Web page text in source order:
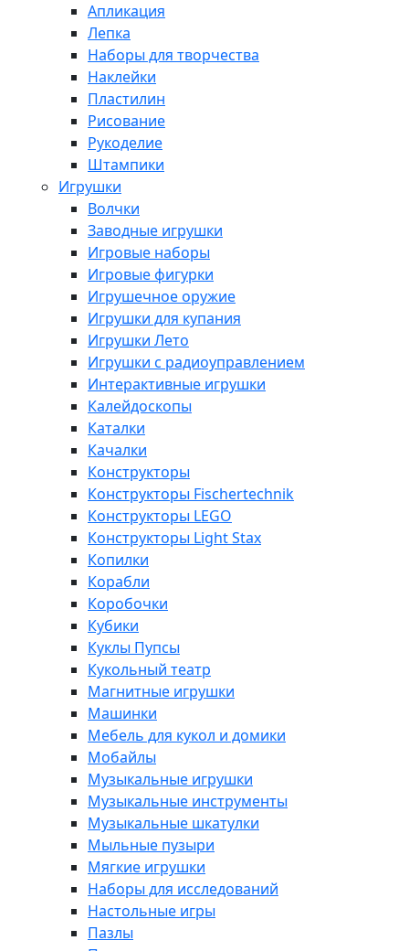
Апликация
Лепка
Наборы для творчества
Наклейки
Пластилин
Рисование
Рукоделие
Штампики
Игрушки
Волчки
Заводные игрушки
Игровые наборы
Игровые фигурки
Игрушечное оружие
Игрушки для купания
Игрушки Лето
Игрушки с радиоуправлением
Интерактивные игрушки
Калейдоскопы
Каталки
Качалки
Конструкторы
Конструкторы Fisсhertechnik
Конструкторы LEGO
Конструкторы Light Stax
Копилки
Корабли
Коробочки
Кубики
Куклы Пупсы
Кукольный театр
Магнитные игрушки
Машинки
Мебель для кукол и домики
Мобайлы
Музыкальные игрушки
Музыкальные инструменты
Музыкальные шкатулки
Мыльные пузыри
Мягкие игрушки
Наборы для исследований
Настольные игры
Пазлы